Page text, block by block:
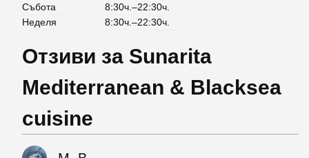
Събота
8:30ч.–22:30ч.
Неделя
8:30ч.–22:30ч.
Отзиви за Sunarita
Mediterranean & Blacksea
cuisine